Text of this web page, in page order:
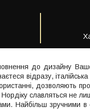
до дизайну
відразу,
дозволяють
славляться не
Найбільш зручними в